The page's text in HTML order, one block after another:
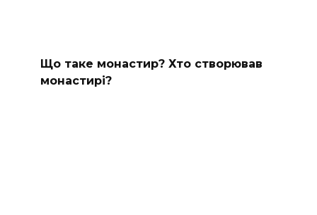
Що таке монастир? Хто створював
монастирі?